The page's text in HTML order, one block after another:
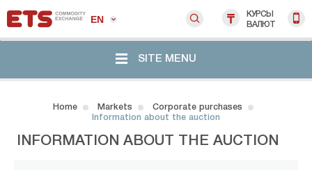
EN
КУРСЫ
ВАЛЮТ
SITE MENU
Home Markets
Corporate purchases
Information about the auction
INFORMATION ABOUT THE AUCTION